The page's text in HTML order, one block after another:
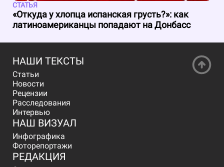
СТАТЬЯ
«Откуда у хлопца испанская грусть?»: как
латиноамериканцы попадают на Донбасс
НАШИ ТЕКСТЫ
Статьи
Новости
Рецензии
Расследования
Интервью
НАШ ВИЗУАЛ
Инфографика
Фоторепортажи
РЕДАКЦИЯ